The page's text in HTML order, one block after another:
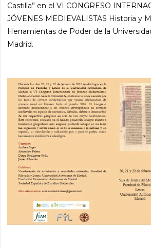
Castilla” en el VI CONGRESO
JÓVENES MEDIEVALISTAS Historia y
Herramientas de Poder de la
Madrid.